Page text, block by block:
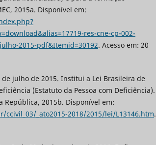
2015a. Disponível em:
res-cne-cp-002-
2015-pdf&Itemid=30192. Acesso em: 20
de julho de 2015. Institui a Lei Brasileira de
(Estatuto da Pessoa com Deficiência).
República, 2015b. Disponível em:
_ato2015-2018/2015/lei/L13146.htm.